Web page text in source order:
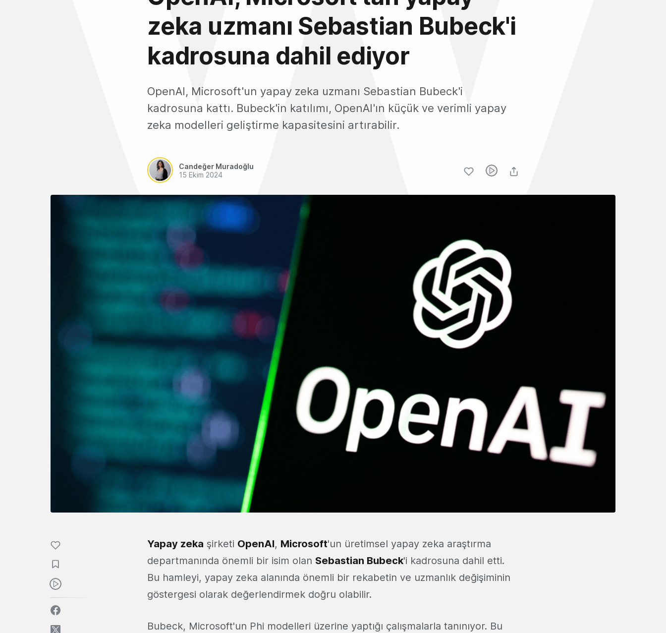
zeka uzmanı Sebastian Bubeck'i
kadrosuna dahil ediyor
OpenAI, Microsoft'un yapay zeka uzmanı Sebastian Bubeck'i
kadrosuna kattı. Bubeck'in katılımı, OpenAI'ın küçük ve verimli yapay
zeka modelleri geliştirme kapasitesini artırabilir.
Candeğer Muradoğlu
15 Ekim 2024
Yapay zeka şirketi OpenAI, Microsoft'un üretimsel yapay zeka araştırma
departmanında önemli bir isim olan Sebastian Bubeck'i kadrosuna dahil etti.
Bu hamleyi, yapay zeka alanında önemli bir rekabetin ve uzmanlık değişiminin
göstergesi olarak değerlendirmek doğru olabilir.
Bubeck, Microsoft'un Phi modelleri üzerine yaptığı çalışmalarla tanınıyor. Bu